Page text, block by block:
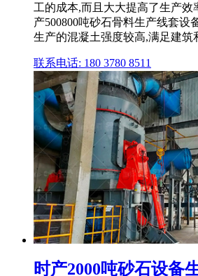
工的成本,而且大大提高了生产效
产500800吨砂石骨料生产线套设
生产的混凝土强度较高,满足建筑
联系电话: 180 3780 8511
时产2000吨砂石设备